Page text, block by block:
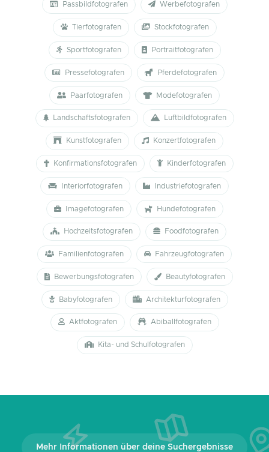
Passbildfotografen Werbefotografen
Tierfotografen Stockfotografen
Sportfotografen Portraitfotografen
Pressefotografen Pferdefotografen
Paarfotografen Modefotografen
Landschaftsfotografen Luftbildfotografen
Kunstfotografen Konzertfotografen
Konfirmationsfotografen Kinderfotografen
Interiorfotografen Industriefotografen
Imagefotografen Hundefotografen
Hochzeitsfotografen Foodfotografen
Familienfotografen Fahrzeugfotografen
Bewerbungsfotografen Beautyfotografen
Babyfotografen Architekturfotografen
Aktfotografen Abiballfotografen
Kita- und Schulfotografen
Mehr Informationen über deine Suchergebnisse